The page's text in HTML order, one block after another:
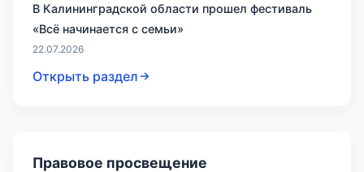
В Калининградской области прошел фестиваль
«Всё начинается с семьи»
22.07.2026
Открыть раздел
Правовое просвещение